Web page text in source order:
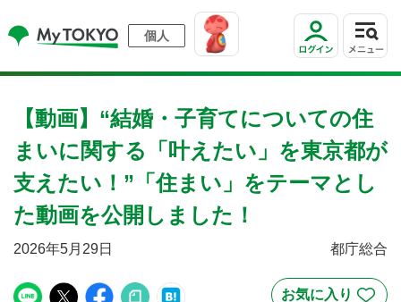
個人
【動画】“結婚・子育てについての住
まいに関する「叶えたい」を東京都が
支えたい！”「住まい」をテーマとし
た動画を公開しました！
2026年5月29日 都庁総合